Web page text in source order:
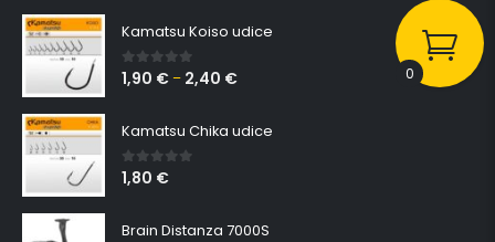
Kamatsu Koiso udice
0 out of 5
1,90 € – 2,40 €
Kamatsu Chika udice
0 out of 5
1,80 €
Brain Distanza 7000S
0